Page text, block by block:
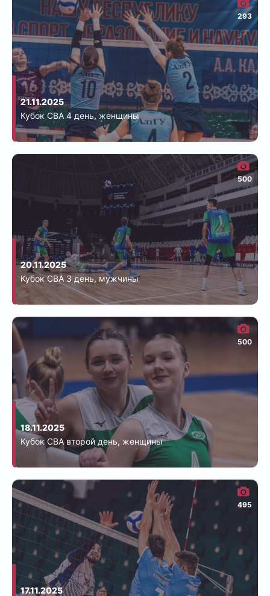
21.11.2025
Кубок СВА 4 день, женщины
293
20.11.2025
Кубок СВА 3 день, мужчины
500
18.11.2025
Кубок СВА второй день, женщины
500
17.11.2025
495